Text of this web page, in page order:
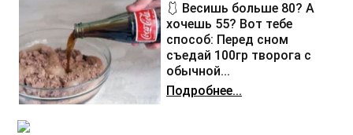
🩱 Весишь больше 80? А
хочешь 55? Вот тебе
способ: Перед сном
съедай 100гр творога с
обычной...
Подробнее...